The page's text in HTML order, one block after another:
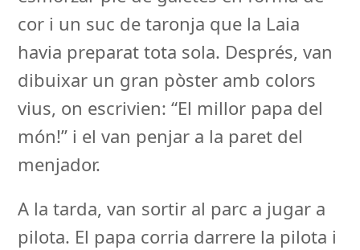
cor i un suc de taronja que la Laia
havia preparat tota sola. Després, van
dibuixar un gran pòster amb colors
vius, on escrivien: “El millor papa del
món!” i el van penjar a la paret del
menjador.
A la tarda, van sortir al parc a jugar a
pilota. El papa corria darrere la pilota i